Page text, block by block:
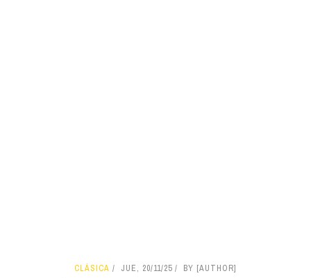
CLÁSICA JUE, 20/11/25 BY [AUTHOR]